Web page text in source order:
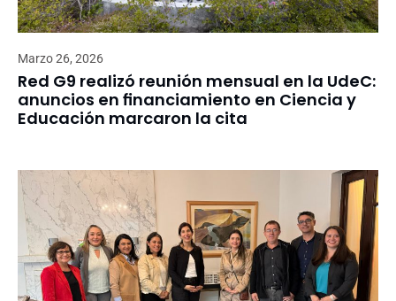
Marzo 26, 2026
Red G9 realizó reunión mensual en la UdeC:
anuncios en financiamiento en Ciencia y
Educación marcaron la cita